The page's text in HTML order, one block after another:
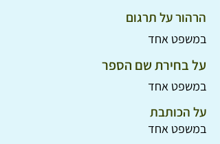
הרהור על תרגום
במשפט אחד
על בחירת שם הספר
במשפט אחד
על הכותבת
במשפט אחד